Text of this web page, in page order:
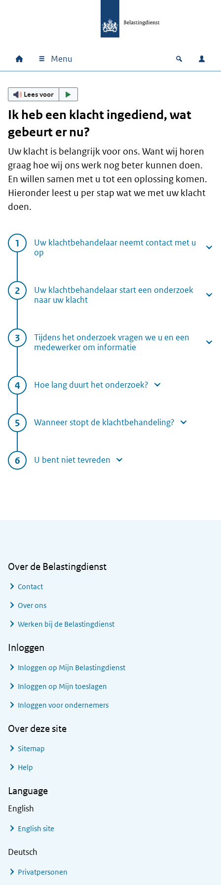
Hoofdnavigatie
Home Menu Open
Lees voor
Ik heb een klacht ingediend, wat
gebeurt er nu?
Uw klacht is belangrijk voor ons. Want wij horen
graag hoe wij ons werk nog beter kunnen doen.
En willen samen met u tot een oplossing komen.
Hieronder leest u per stap wat we met uw klacht
doen.
Uw klachtbehandelaar neemt contact met u
op
Uw klachtbehandelaar start een onderzoek
naar uw klacht
Tijdens het onderzoek vragen we u en een
medewerker om informatie
Hoe lang duurt het onderzoek?
Wanneer stopt de klachtbehandeling?
U bent niet tevreden
Over de Belastingdienst
Contact
Over ons
Werken bij de Belastingdienst
Inloggen
Inloggen op Mijn Belastingdienst
Inloggen op Mijn toeslagen
Inloggen voor ondernemers
Over deze site
Sitemap
Help
Language
English
English site
Deutsch
Privatpersonen